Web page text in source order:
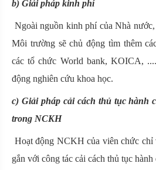
b) Giải pháp kinh phí
Ngoài nguồn kinh phí của Nhà
Môi trường sẽ chủ động tìm thêm
các tổ chức World bank, KOICA,
động nghiên cứu khoa học.
c) Giải pháp cải cách thủ tục hành
trong NCKH
Hoạt động NCKH của viên chức chỉ
gắn với công tác cải cách thủ tục